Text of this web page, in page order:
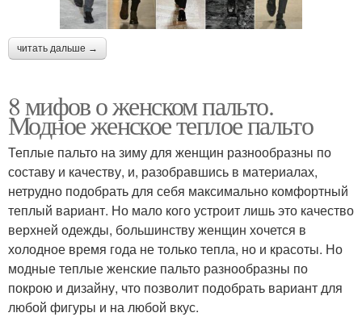
читать дальше →
8 мифов о женском пальто.
Модное женское теплое пальто
Теплые пальто на зиму для женщин разнообразны по
составу и качеству, и, разобравшись в материалах,
нетрудно подобрать для себя максимально комфортный
теплый вариант. Но мало кого устроит лишь это качество
верхней одежды, большинству женщин хочется в
холодное время года не только тепла, но и красоты. Но
модные теплые женские пальто разнообразны по
покрою и дизайну, что позволит подобрать вариант для
любой фигуры и на любой вкус.